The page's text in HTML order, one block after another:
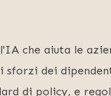
che aiuta le
sforzi dei
di policy, e